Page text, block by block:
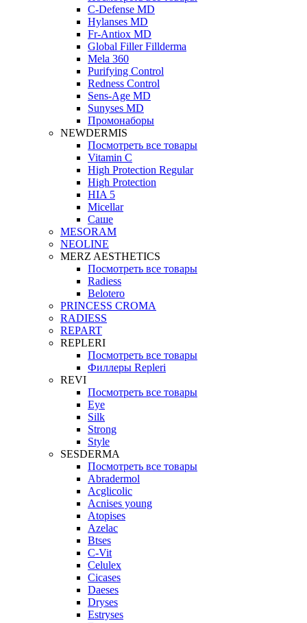
C-Defense MD
Hylanses MD
Fr‑Antiox MD
Global Filler Fillderma
Mela 360
Purifying Control
Redness Control
Sens-Age MD
Sunyses MD
Промонаборы
NEWDERMIS
Посмотреть все товары
Vitamin C
High Protection Regular
High Protection
HIA 5
Micellar
Саше
MESORAM
NEOLINE
MERZ AESTHETICS
Посмотреть все товары
Radiess
Belotero
PRINCESS CROMA
RADIESS
REPART
REPLERI
Посмотреть все товары
Филлеры Repleri
REVI
Посмотреть все товары
Eye
Silk
Strong
Style
SESDERMA
Посмотреть все товары
Abradermol
Acglicolic
Acnises young
Atopises
Azelac
Btses
C-Vit
Celulex
Cicases
Daeses
Dryses
Estryses